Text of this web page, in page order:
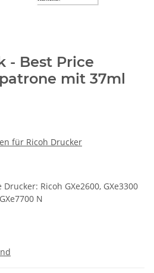
- Best Price
mit 37ml
für Ricoh Drucker
Ricoh GXe2600, GXe3300
N